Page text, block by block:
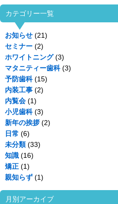
カテゴリー一覧
お知らせ (21)
セミナー (2)
ホワイトニング(3)
マタニティー歯科(3)
予防歯科(15)
内装工事 (2)
内覧会 (1)
小児歯科(3)
新年の挨拶 (2)
日常 (6)
未分類 (33)
知識 (16)
矯正 (1)
親知らず (1)
月別アーカイブ